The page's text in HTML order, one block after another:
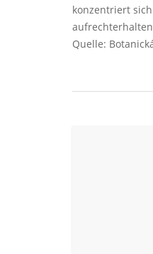
konzentriert
Quelle: